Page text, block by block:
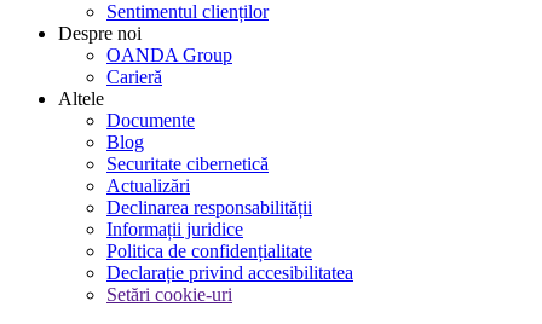
Sentimentul clienților
Despre noi
OANDA Group
Carieră
Altele
Documente
Blog
Securitate cibernetică
Actualizări
Declinarea responsabilității
Informații juridice
Politica de confidențialitate
Declarație privind accesibilitatea
Setări cookie-uri